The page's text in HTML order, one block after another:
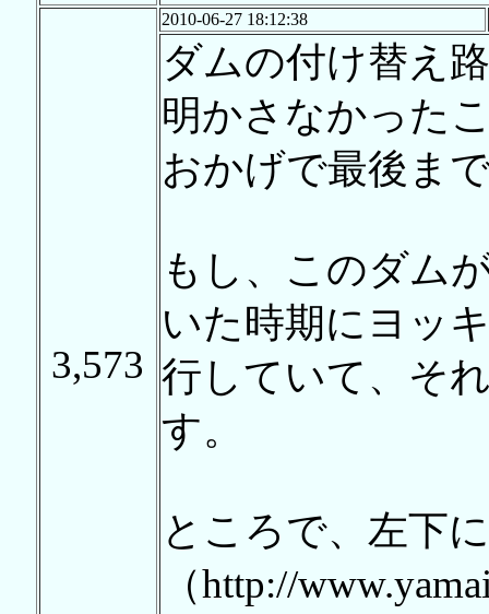
3,573
2010-06-27 18:12:38
ダムの付け替え
明かさなかった
おかげで最後ま
もし、このダム
いた時期にヨッ
行していて、そ
す。
ところで、左下
（http://